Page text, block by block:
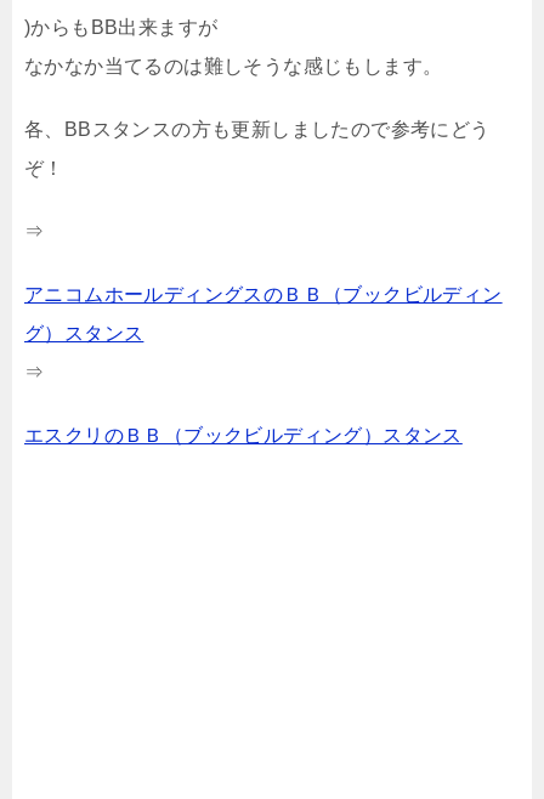
)からもBB出来ますが
なかなか当てるのは難しそうな感じもします。
各、BBスタンスの方も更新しましたので参考にどう
ぞ！
⇒
アニコムホールディングスのＢＢ（ブックビルディン
グ）スタンス
⇒
エスクリのＢＢ（ブックビルディング）スタンス